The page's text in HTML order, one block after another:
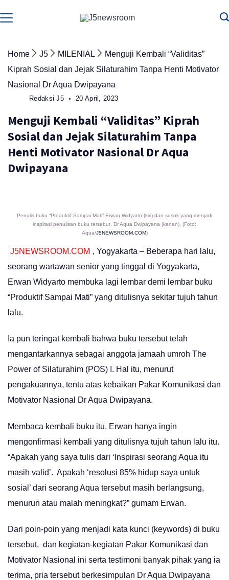
to
Home J5 MILENIAL
Menguji Kembali “Validitas”
Kiprah Sosial dan Jejak Silaturahim Tanpa Henti Motivator
Nasional Dr Aqua Dwipayana
Redaksi J5 20 April, 2023
Menguji Kembali “Validitas” Kiprah
Sosial dan Jejak Silaturahim Tanpa
Henti Motivator Nasional Dr Aqua
Dwipayana
Penulis buku “Produktif Sampai Mati” Erwan Widyarto (kiri) dan sosok yang menjadi
inspirasi penulisan buku tersebut, Dr Aqua Dwipayana (kanan). (Foto:
Aqua/J5NEWSROOM.COM)
J5NEWSROOM.COM , Yogyakarta – Beberapa hari lalu,
seorang wartawan senior yang tinggal di Yogyakarta,
Erwan Widyarto membuka lagi lembar demi lembar buku
“Produktif Sampai Mati” yang ditulisnya sekitar tujuh tahun
lalu.
Ia pun teringat kembali bahwa buku tersebut telah
mengantarkannya sebagai anggota jamaah umroh The
Power of Silaturahim (POS) I. Hal itu, menurut
pengakuannya, tentu atas kebaikan Pakar Komunikasi dan
Motivator Nasional Dr Aqua Dwipayana.
Membaca kembali buku itu, Erwan hanya ingin
mengonfirmasi kembali yang ditulisnya tujuh tahun lalu itu.
“Apakah yang saya tulis dari ‘Inspirasi seorang Aqua itu
masih valid’. Apakah ‘resolusi 85% hidup saya untuk
sosial’ dari seorang Aqua tersebut masih berlangsung,
menurun atau malah meningkat?” gumam Erwan.
Dari poin-poin yang menjadi kata kunci (keywords) di buku
tersebut, dan kegiatan-kegiatan Pakar Komunikasi dan
Motivator Nasional ini serta testimoni banyak pihak yang ia
terima, pria tersebut berkesimpulan Dr Aqua Dwipayana